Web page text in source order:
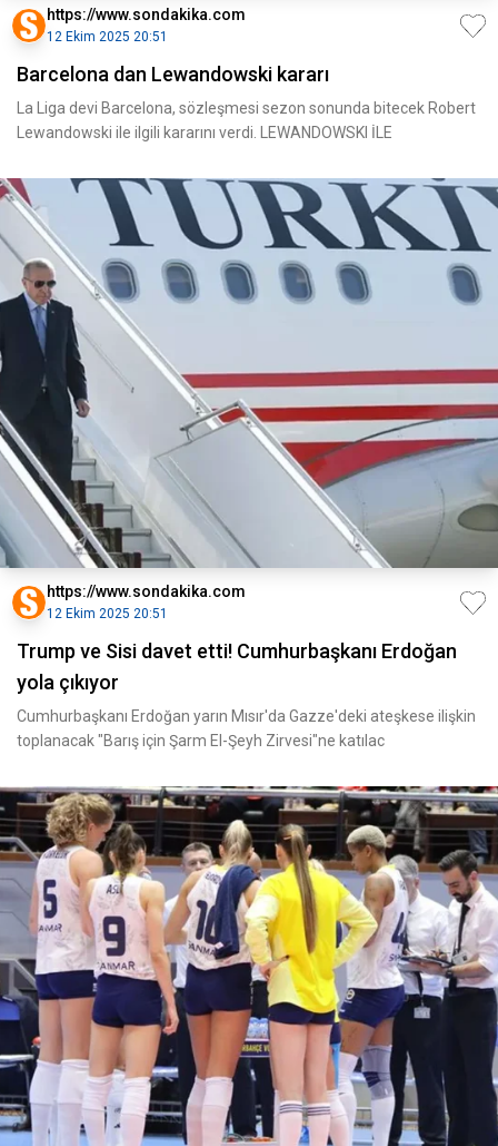
https://www.sondakika.com
12 Ekim 2025 20:51
Barcelona dan Lewandowski kararı
La Liga devi Barcelona, sözleşmesi sezon sonunda bitecek Robert
Lewandowski ile ilgili kararını verdi. LEWANDOWSKI İLE
https://www.sondakika.com
12 Ekim 2025 20:51
Trump ve Sisi davet etti! Cumhurbaşkanı Erdoğan
yola çıkıyor
Cumhurbaşkanı Erdoğan yarın Mısır'da Gazze'deki ateşkese ilişkin
toplanacak "Barış için Şarm El-Şeyh Zirvesi"ne katılac